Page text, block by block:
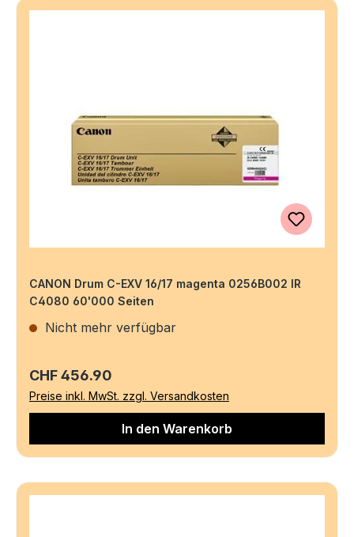
CANON Drum C-EXV 16/17 magenta 0256B002 IR
C4080 60'000 Seiten
Nicht mehr verfügbar
Regulärer Preis:
CHF 456.90
Preise inkl. MwSt. zzgl. Versandkosten
In den Warenkorb